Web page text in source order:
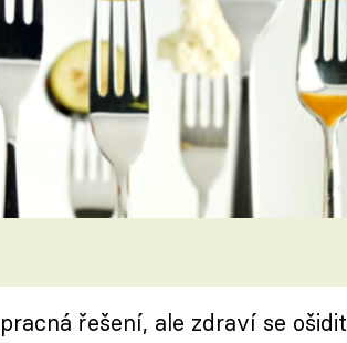
řešení, ale zdraví se ošidit